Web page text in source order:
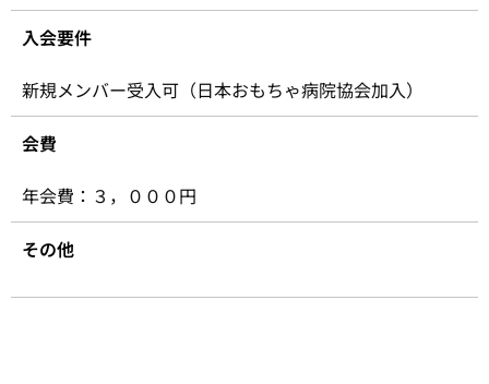
入会要件
新規メンバー受入可（日本おもちゃ病院協会加入）
会費
年会費：３，０００円
その他